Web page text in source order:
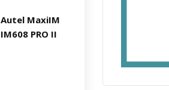
Autel MaxiIM
IM608 PRO II